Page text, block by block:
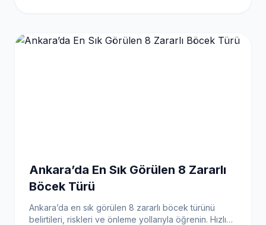
Ankara’da En Sık Görülen 8 Zararlı
Böcek Türü
Ankara’da en sık görülen 8 zararlı böcek türünü
belirtileri, riskleri ve önleme yollarıyla öğrenin. Hızlı